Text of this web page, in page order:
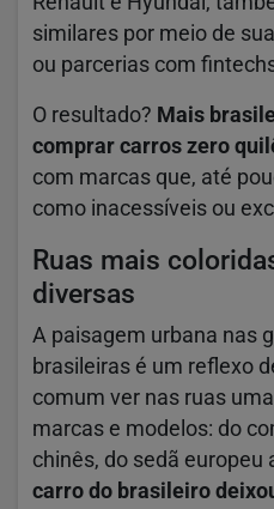
similares por meio de
ou parcerias com
O resultado? Mais
comprar carros zero
com marcas que, até
como inacessíveis ou
Ruas mais
diversas
A paisagem urbana nas
brasileiras é um reflexo
comum ver nas ruas
marcas e modelos: do
chinês, do sedã europeu
carro do brasileiro